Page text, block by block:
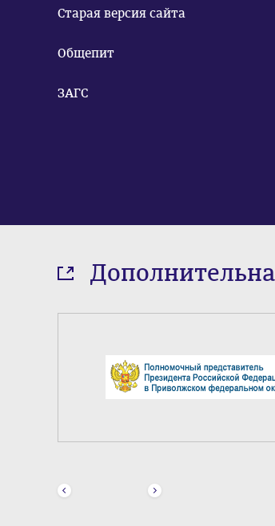
Старая версия сайта
Общепит
ЗАГС